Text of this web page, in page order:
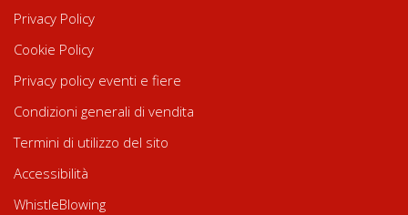
Privacy Policy
Cookie Policy
Privacy policy eventi e fiere
Condizioni generali di vendita
Termini di utilizzo del sito
Accessibilità
WhistleBlowing